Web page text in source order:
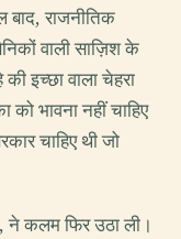
बाद, राजनीतिक
वाली साज़िश के
इच्छा वाला चेहरा
भावना नहीं चाहिए
चाहिए थी जो
ने कलम फिर उठा ली।